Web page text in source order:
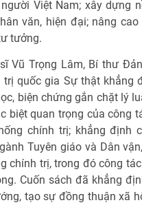
Việt Nam; xây dựng
văn, hiện đại; nâng
tưởng.
Vũ Trọng Lâm, Bí thư
quốc gia Sự thật khẳng
biện chứng gắn chặt lý
biệt quan trọng của công
chính trị; khẳng định
Tuyên giáo và Dân
chính trị, trong đó công
Cuốn sách đã khẳng
tạo sự đồng thuận xã